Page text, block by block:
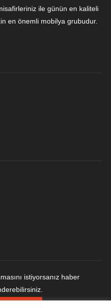
ile günün en kaliteli
en önemli mobilya grubudur.
istiyorsanız haber